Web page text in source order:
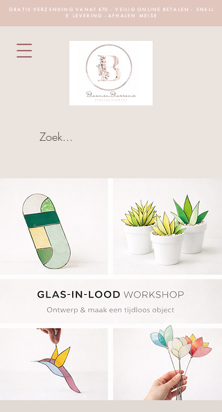
G R A T I S V E R Z E N D I N G V A N A F €70 - V E I L I G O N L I N E B E T A L E N - S N E L L
E L E V E R I N G - A F H A L E N M E I S E